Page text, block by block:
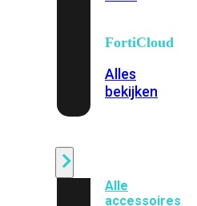
FortiCloud
Alles
bekijken
Alle
accessoires